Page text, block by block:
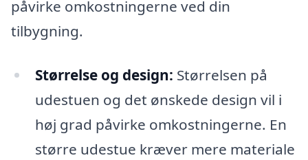
påvirke omkostningerne ved din
tilbygning.
Størrelse og design: Størrelsen på
udestuen og det ønskede design vil i
høj grad påvirke omkostningerne. En
større udestue kræver mere materiale